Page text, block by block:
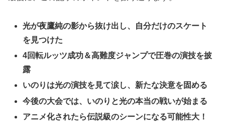
光が夜鷹純の影から抜け出し、自分だけのスケート
を見つけた
4回転ルッツ成功＆高難度ジャンプで圧巻の演技を披
露
いのりは光の演技を見て涙し、新たな決意を固める
今後の大会では、いのりと光の本当の戦いが始まる
アニメ化されたら伝説級のシーンになる可能性大！